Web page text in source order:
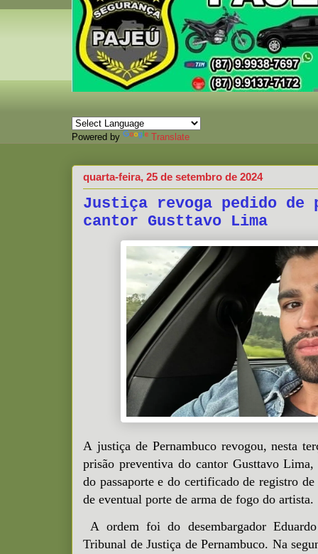
Powered by Translate
quarta-feira, 25 de setembro de 2024
Justiça revoga pedido de
cantor Gusttavo Lima
A justiça de Pernambuco revogou, nesta
prisão preventiva do cantor Gusttavo Lima,
do passaporte e do certificado de registro
de eventual porte de arma de fogo do artista.
A ordem foi do desembargador
Tribunal de Justiça de Pernambuco. Na